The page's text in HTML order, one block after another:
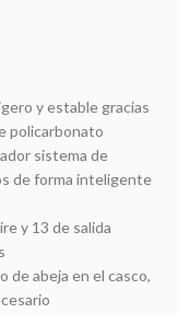
y estable gracias
policarbonato
sistema de
de forma inteligente
y 13 de salida
de abeja en el casco,